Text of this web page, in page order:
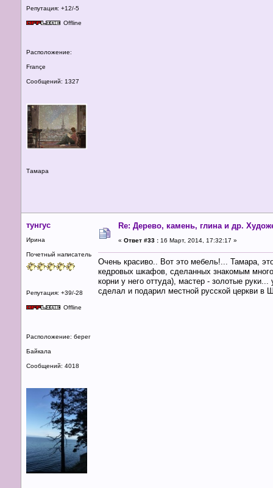
Репутация: +12/-5
Offline
Расположение:
Françe
Сообщений: 1327
Тамара
тунгус
Ирина
Почетный написатель
Репутация: +39/-28
Offline
Расположение: берег
Байкала
Сообщений: 4018
Re: Дерево, камень, глина и др.
« Ответ #33 : 16 Март, 2014, 17:32:17 »
Очень красиво.. Вот это мебель!... Тамара,
кедровых шкафов, сделанных знакомым
корни у него оттуда), мастер - золотые
сделал и подарил местной русской церкви в